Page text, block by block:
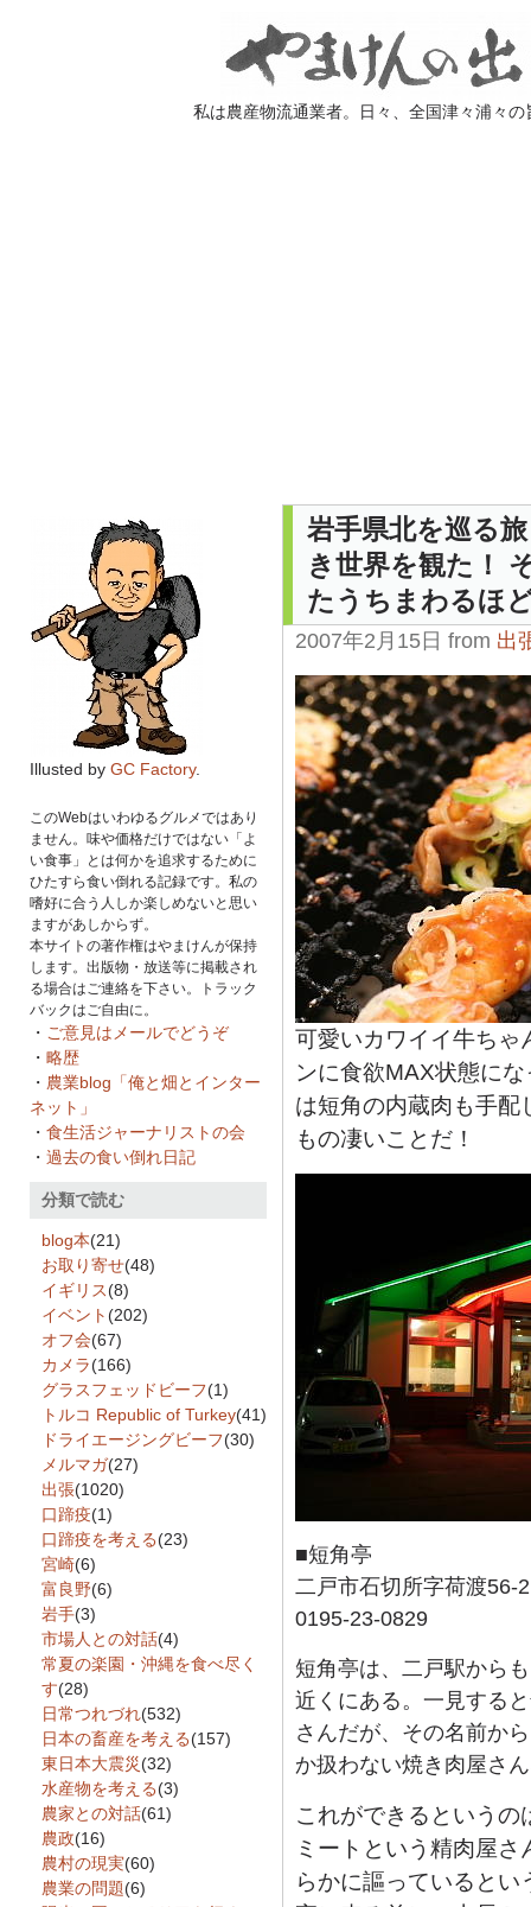
私は農産物流通業者。日々、全国津々浦々
岩手県北を巡る
き世界を観た！
たうちまわるほ
2007年2月15日 from 出
可愛いカワイイ牛ちゃ
ンに食欲MAX状態に
は短角の内蔵肉も手配
もの凄いことだ！
■短角亭
二戸市石切所字荷渡56-2
0195-23-0829
短角亭は、二戸駅から
近くにある。一見する
さんだが、その名前か
か扱わない焼き肉屋さ
これができるという
ミートという精肉屋
らかに謳っていると
Illusted by GC Factory.
このWebはいわゆるグルメではあり
ません。味や価格だけではない「よ
い食事」とは何かを追求するために
ひたすら食い倒れる記録です。私の
嗜好に合う人しか楽しめないと思い
ますがあしからず。
本サイトの著作権はやまけんが保持
します。出版物・放送等に掲載され
る場合はご連絡を下さい。トラック
バックはご自由に。
・ ご意見はメールでどうぞ
・ 略歴
・ 農業blog「俺と畑とインター
ネット」
・ 食生活ジャーナリストの会
・ 過去の食い倒れ日記
分類で読む
blog本(21)
お取り寄せ(48)
イギリス(8)
イベント (202)
オフ会(67)
カメラ(166)
グラスフェッドビーフ(1)
トルコ Republic of Turkey(41)
ドライエージングビーフ(30)
メルマガ(27)
出張(1020)
口蹄疫(1)
口蹄疫を考える(23)
宮崎(6)
富良野(6)
岩手(3)
市場人との対話(4)
常夏の楽園・沖縄を食べ尽く
す(28)
日常つれづれ(532)
日本の畜産を考える(157)
東日本大震災(32)
水産物を考える(3)
農家との対話(61)
農政(16)
農村の現実(60)
農業の問題(6)